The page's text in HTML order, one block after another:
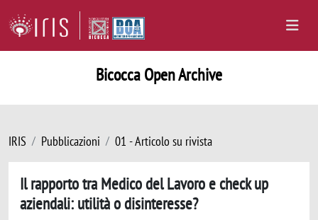
Bicocca Open Archive
IRIS Pubblicazioni 01 - Articolo su rivista
Il rapporto tra Medico del Lavoro e check up
aziendali: utilità o disinteresse?